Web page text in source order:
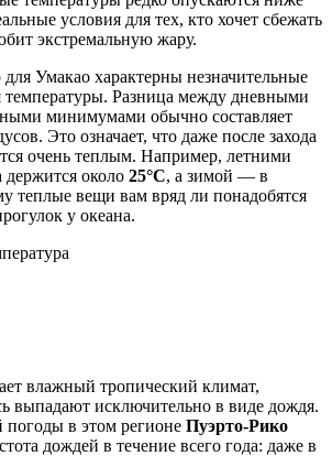
условия для тех, кто хочет сбежать
экстремальную жару.
Умакао характерны незначительные
температуры. Разница между дневными
минимумами обычно составляет
Это означает, что даже после захода
очень теплым. Например, летними
держится около 25°C, а зимой — в
теплые вещи вам вряд ли понадобятся
у океана.
влажный тропический климат,
выпадают исключительно в виде дождя.
погоды в этом регионе Пуэрто-Рико
дождей в течение всего года: даже в